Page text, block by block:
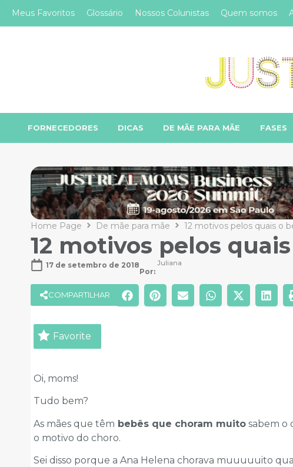
Meus Favoritos Glossário Nossos Colunistas Quem somos
FORNECEDORES DICAS DE MÃE PARA MÃE FASES
Home Page De mãe para mãe 12 motivos pelos quais o
12 motivos pelos
17 de setembro de 2018
Por:
Juliana
COMPARTILHAR
Favorite
Oi, moms!
Tudo bem?
As mães que têm bebês que choram muito sabem o
o motivo do choro.
Sei disso porque a Ana Helena chorava muuuuuito